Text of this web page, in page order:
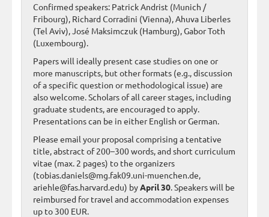
Confirmed speakers: Patrick Andrist (Munich /
Fribourg), Richard Corradini (Vienna), Ahuva Liberles
(Tel Aviv), José Maksimczuk (Hamburg), Gabor Toth
(Luxembourg).
Papers will ideally present case studies on one or
more manuscripts, but other formats (e.g., discussion
of a specific question or methodological issue) are
also welcome. Scholars of all career stages, including
graduate students, are encouraged to apply.
Presentations can be in either English or German.
Please email your proposal comprising a tentative
title, abstract of 200–300 words, and short curriculum
vitae (max. 2 pages) to the organizers
(tobias.daniels@mg.fak09.uni-muenchen.de,
ariehle@fas.harvard.edu) by April 30 . Speakers will be
reimbursed for travel and accommodation expenses
up to 300 EUR.